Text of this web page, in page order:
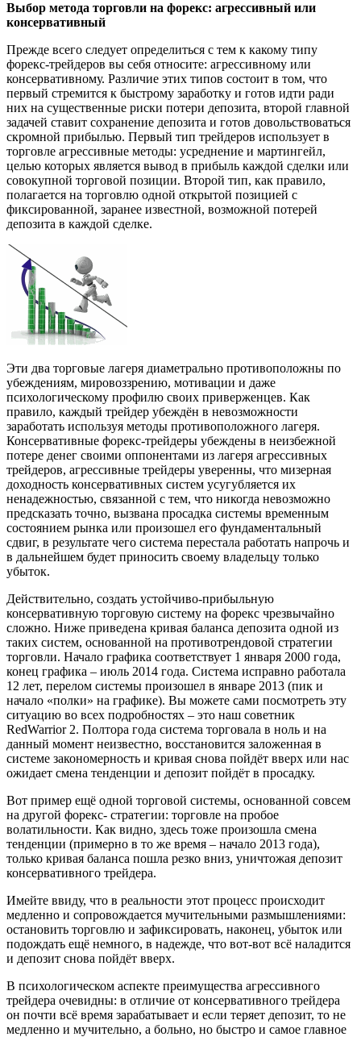
Выбор метода торговли на форекс: агрессивный или
консервативный
Прежде всего следует определиться с тем к какому типу
форекс-трейдеров вы себя относите: агрессивному или
консервативному. Различие этих типов состоит в том, что
первый стремится к быстрому заработку и готов идти ради
них на существенные риски потери депозита, второй главной
задачей ставит сохранение депозита и готов довольствоваться
скромной прибылью. Первый тип трейдеров использует в
торговле агрессивные методы: усреднение и мартингейл,
целью которых является вывод в прибыль каждой сделки или
совокупной торговой позиции. Второй тип, как правило,
полагается на торговлю одной открытой позицией с
фиксированной, заранее известной, возможной потерей
депозита в каждой сделке.
Эти два торговые лагеря диаметрально противоположны по
убеждениям, мировоззрению, мотивации и даже
психологическому профилю своих приверженцев. Как
правило, каждый трейдер убеждён в невозможности
заработать используя методы противоположного лагеря.
Консервативные форекс-трейдеры убеждены в неизбежной
потере денег своими оппонентами из лагеря агрессивных
трейдеров, агрессивные трейдеры уверенны, что мизерная
доходность консервативных систем усугубляется их
ненадежностью, связанной с тем, что никогда невозможно
предсказать точно, вызвана просадка системы временным
состоянием рынка или произошел его фундаментальный
сдвиг, в результате чего система перестала работать напрочь и
в дальнейшем будет приносить своему владельцу только
убыток.
Действительно, создать устойчиво-прибыльную
консервативную торговую систему на форекс чрезвычайно
сложно. Ниже приведена кривая баланса депозита одной из
таких систем, основанной на противотрендовой стратегии
торговли. Начало графика соответствует 1 января 2000 года,
конец графика – июль 2014 года. Система исправно работала
12 лет, перелом системы произошел в январе 2013 (пик и
начало «полки» на графике). Вы можете сами посмотреть эту
ситуацию во всех подробностях – это наш советник
RedWarrior 2. Полтора года система торговала в ноль и на
данный момент неизвестно, восстановится заложенная в
системе закономерность и кривая снова пойдёт вверх или нас
ожидает смена тенденции и депозит пойдёт в просадку.
Вот пример ещё одной торговой системы, основанной совсем
на другой форекс- стратегии: торговле на пробое
волатильности. Как видно, здесь тоже произошла смена
тенденции (примерно в то же время – начало 2013 года),
только кривая баланса пошла резко вниз, уничтожая депозит
консервативного трейдера.
Имейте ввиду, что в реальности этот процесс происходит
медленно и сопровождается мучительными размышлениями:
остановить торговлю и зафиксировать, наконец, убыток или
подождать ещё немного, в надежде, что вот-вот всё наладится
и депозит снова пойдёт вверх.
В психологическом аспекте преимущества агрессивного
трейдера очевидны: в отличие от консервативного трейдера
он почти всё время зарабатывает и если теряет депозит, то не
медленно и мучительно, а больно, но быстро и самое главное